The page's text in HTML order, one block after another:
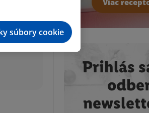
Prihlás
súbory cookie